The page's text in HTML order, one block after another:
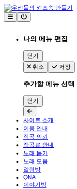
나의 메뉴 편집
닫기
취소
저장
추가할 메뉴 선택
닫기
사이트 소개
이용 안내
작곡 의뢰
작곡료 안내
노래 듣기
노래 모음
알림방
QNA
이야기방